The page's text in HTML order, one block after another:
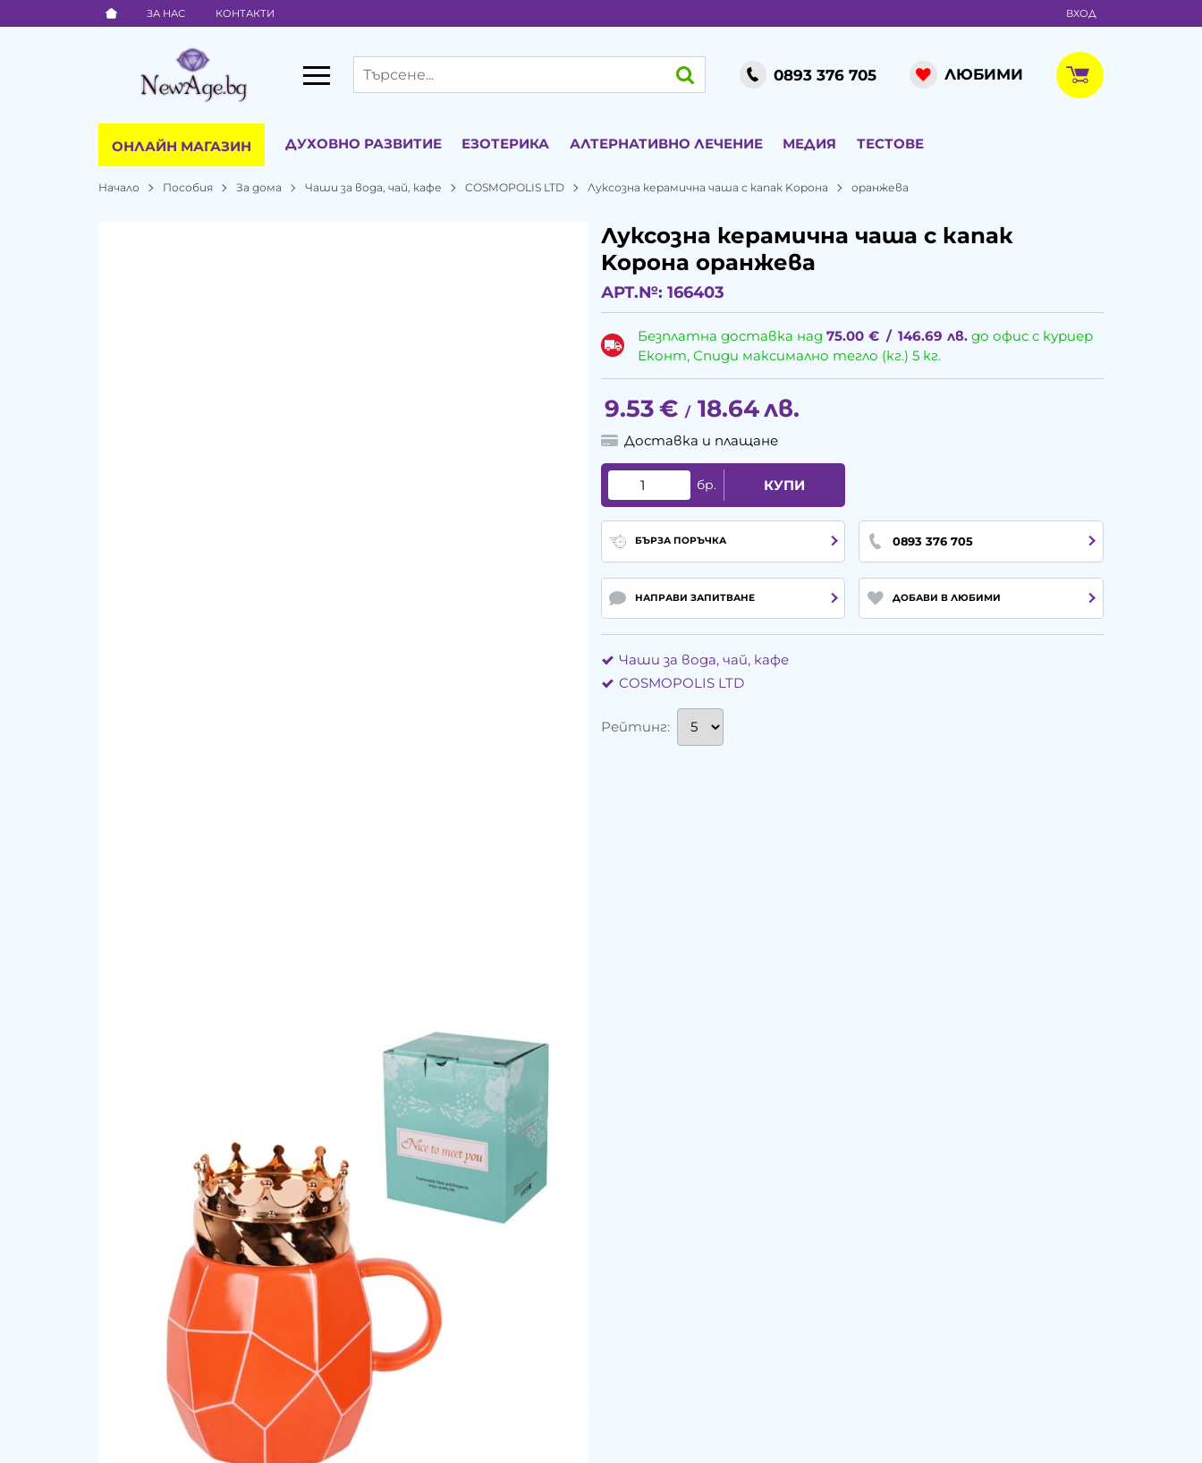
ЗА НАС КОНТАКТИ ВХОД
0893 376 705 ЛЮБИМИ
ОНЛАЙН МАГАЗИН ДУХОВНО РАЗВИТИЕ ЕЗОТЕРИКА АЛТЕРНАТИВНО ЛЕЧЕНИЕ МЕДИЯ ТЕСТОВЕ
Начало Пособия За дома Чаши за вода, чай, кафе COSMOPOLIS LTD Луксозна керамична чаша с капак Kорона оранжева
Луксозна керамична чаша с капак
Kорона оранжева
АРТ.№: 166403
Безплатна доставка над75.00 € / 146.69 лв. до офис с куриер
Еконт, Спиди максимално тегло (кг.) 5 кг.
9.53€ / 18.64лв.
Доставка и плащане
бр. КУПИ
БЪРЗА ПОРЪЧКА 0893 376 705
НАПРАВИ ЗАПИТВАНЕ ДОБАВИ В ЛЮБИМИ
Чаши за вода, чай, кафе
COSMOPOLIS LTD
Рейтинг: